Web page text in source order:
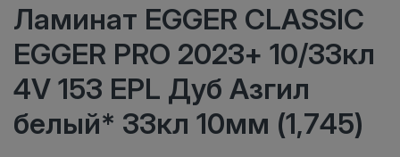
Ламинат EGGER CLASSIC
EGGER PRO 2023+ 10/33кл
4V 153 EPL Дуб Азгил
белый* 33кл 10мм (1,745)